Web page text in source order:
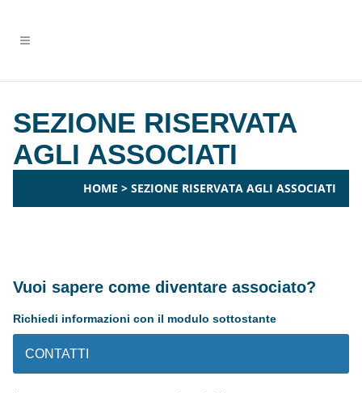
SEZIONE RISERVATA
AGLI ASSOCIATI
HOME > SEZIONE RISERVATA AGLI ASSOCIATI
Vuoi sapere come diventare associato?
Richiedi informazioni con il modulo sottostante
CONTATTI